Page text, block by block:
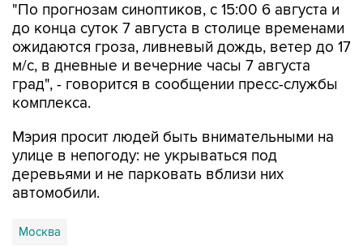
"По прогнозам синоптиков, с 15:00 6 августа и
до конца суток 7 августа в столице временами
ожидаются гроза, ливневый дождь, ветер до 17
м/с, в дневные и вечерние часы 7 августа
град", - говорится в сообщении пресс-службы
комплекса.
Мэрия просит людей быть внимательными на
улице в непогоду: не укрываться под
деревьями и не парковать вблизи них
автомобили.
Москва